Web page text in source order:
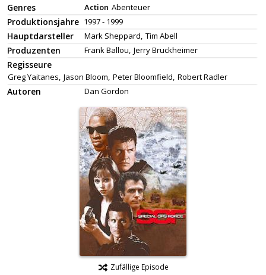
Genres Action Abenteuer
Produktionsjahre 1997 - 1999
Hauptdarsteller Mark Sheppard, Tim Abell
Produzenten Frank Ballou, Jerry Bruckheimer
Regisseure
Greg Yaitanes, Jason Bloom, Peter Bloomfield, Robert Radler
Autoren Dan Gordon
Zufällige Episode